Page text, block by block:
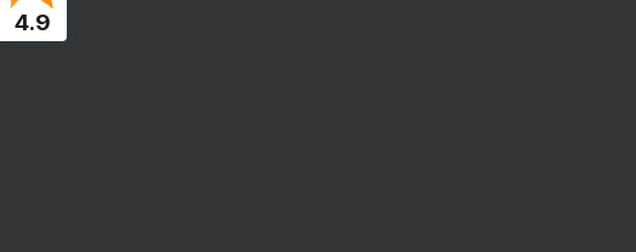
4.9